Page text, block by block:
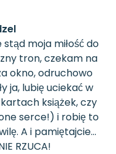
moja miłość do
tron, czekam na
okno, odruchowo
ja, lubię uciekać w
książek, czy
serce!) i robię to
A i pamiętajcie...
RZUCA!